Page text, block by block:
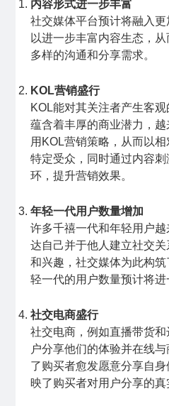
内容形式进一步丰富
社交媒体平台预计将融入更
以进一步丰富内容生态，
多样的沟通和分享需求。
KOL营销盛行
KOL能对其关注者产生客
蕴含着丰厚的商业潜力，
用KOL营销策略，从而以
特定受众，同时通过内容
环，提升营销效果。
年轻一代用户数量增加
许多千禧一代和年轻用户
达自己并于他人建立社交
和兴趣，社交媒体为此构
轻一代的用户数量预计将进
社交电商盛行
社交电商，例如直播带货
户分享他们的体验并在线
了购买者愈发愿意分享自
映了购买者对用户分享的真